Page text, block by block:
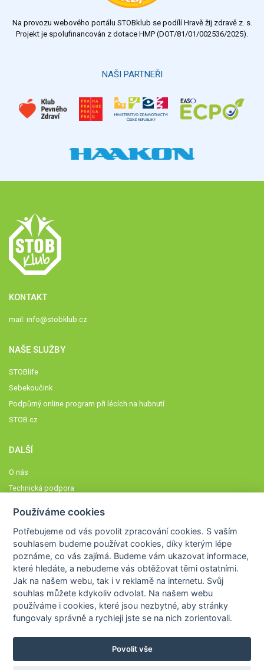
Na provozu webového portálu STOBklub se podílí Hravě žij zdravě z. s.
Projekt je spolufinancován z dotace HMP (DOT/81/01/002536/2025).
NAŠI PARTNEŘI
KONTAKT
mail: info@stobklub.cz
NAŠE SLUŽBY
STOBlife
Sebekoučink
Podpůrný online program při lécích na hubnutí
STOB.cz
DALŠÍ
O nás
Technická podpora
Členové STOBklubu
Zásady nakládání s osobními údaji
Otestujte se
Spočítejte si
Výzva 52
Používáme cookies
Potřebujeme od vás povolit zpracování cookies. S vaším
souhlasem budeme používat cookies, díky kterým lépe
poznáme,co vás zajímá. Budeme vám ukazovat informace,
které hledáte, a nebudeme vás obtěžovat těmi ostatními.
Jak na našem webu, tak i v reklamě na internetu. Svůj
souhlas můžete kdykoliv odvolat. Na našem webu
používáme i cookies, které jsou nezbytné, aby stránky
fungovaly správně a rychleji jste se na nich zorientovali.
Povolit vše